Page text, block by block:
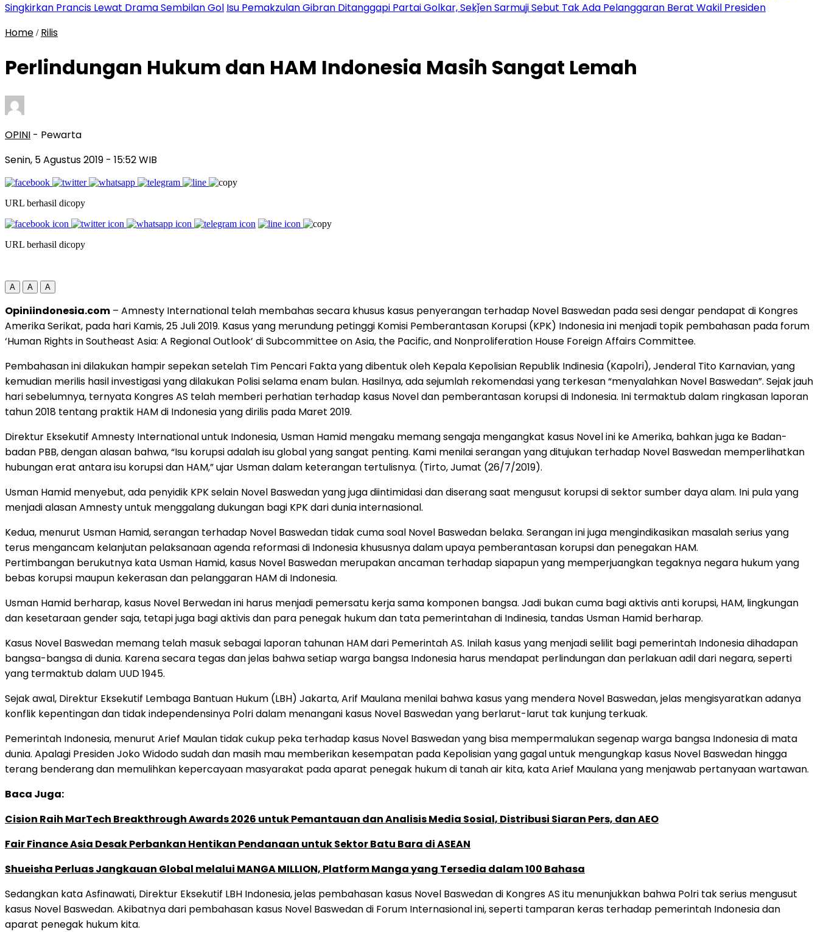
Singkirkan Prancis Lewat Drama Sembilan Gol Isu Pemakzulan Gibran Ditanggapi Partai Golkar, Sekǰen Sarmuji Sebut Tak Ada Pelanggaran Berat Wakil Presiden
Home / Rilis
Perlindungan Hukum dan HAM Indonesia Masih Sangat Lemah
OPINI - Pewarta
Senin, 5 Agustus 2019 - 15:52 WIB
URL berhasil dicopy
URL berhasil dicopy
A A A
Opiniindonesia.com – Amnesty International telah membahas secara khusus kasus penyerangan terhadap Novel Baswedan pada sesi dengar pendapat di Kongres
Amerika Serikat, pada hari Kamis, 25 Juli 2019. Kasus yang merundung petinggi Komisi Pemberantasan Korupsi (KPK) Indonesia ini menjadi topik pembahasan pada forum
‘Human Rights in Southeast Asia: A Regional Outlook’ di Subcommittee on Asia, the Pacific, and Nonproliferation House Foreign Affairs Committee.
Pembahasan ini dilakukan hampir sepekan setelah Tim Pencari Fakta yang dibentuk oleh Kepala Kepolisian Republik Indinesia (Kapolri), Jenderal Tito Karnavian, yang
kemudian merilis hasil investigasi yang dilakukan Polisi selama enam bulan. Hasilnya, ada sejumlah rekomendasi yang terkesan “menyalahkan Novel Baswedan”. Sejak jauh
hari sebelumnya, ternyata Kongres AS telah memberi perhatian terhadap kasus Novel dan pemberantasan korupsi di Indonesia. Ini termaktub dalam ringkasan laporan
tahun 2018 tentang praktik HAM di Indonesia yang dirilis pada Maret 2019.
Direktur Eksekutif Amnesty International untuk Indonesia, Usman Hamid mengaku memang sengaja mengangkat kasus Novel ini ke Amerika, bahkan juga ke Badan-
badan PBB, dengan alasan bahwa, “Isu korupsi adalah isu global yang sangat penting. Kami menilai serangan yang ditujukan terhadap Novel Baswedan memperlihatkan
hubungan erat antara isu korupsi dan HAM,” ujar Usman dalam keterangan tertulisnya. (Tirto, Jumat (26/7/2019).
Usman Hamid menyebut, ada penyidik KPK selain Novel Baswedan yang juga diintimidasi dan diserang saat mengusut korupsi di sektor sumber daya alam. Ini pula yang
menjadi alasan Amnesty untuk menggalang dukungan bagi KPK dari dunia internasional.
Kedua, menurut Usman Hamid, serangan terhadap Novel Baswedan tidak cuma soal Novel Baswedan belaka. Serangan ini juga mengindikasikan masalah serius yang
terus mengancam kelanjutan pelaksanaan agenda reformasi di Indonesia khususnya dalam upaya pemberantasan korupsi dan penegakan HAM.
Pertimbangan berukutnya kata Usman Hamid, kasus Novel Baswedan merupakan ancaman terhadap siapapun yang memperjuangkan tegaknya negara hukum yang
bebas korupsi maupun kekerasan dan pelanggaran HAM di Indonesia.
Usman Hamid berharap, kasus Novel Berwedan ini harus menjadi pemersatu kerja sama komponen bangsa. Jadi bukan cuma bagi aktivis anti korupsi, HAM, lingkungan
dan kesetaraan gender saja, tetapi juga bagi aktivis dan para penegak hukum dan tata pemerintahan di Indinesia, tandas Usman Hamid berharap.
Kasus Novel Baswedan memang telah masuk sebagai laporan tahunan HAM dari Pemerintah AS. Inilah kasus yang menjadi selilit bagi pemerintah Indonesia dihadapan
bangsa-bangsa di dunia. Karena secara tegas dan jelas bahwa setiap warga bangsa Indonesia harus mendapat perlindungan dan perlakuan adil dari negara, seperti
yang termaktub dalam UUD 1945.
Sejak awal, Direktur Eksekutif Lembaga Bantuan Hukum (LBH) Jakarta, Arif Maulana menilai bahwa kasus yang mendera Novel Baswedan, jelas mengisyaratkan adanya
konflik kepentingan dan tidak independensinya Polri dalam menangani kasus Novel Baswedan yang berlarut-larut tak kunjung terkuak.
Pemerintah Indonesia, menurut Arief Maulan tidak cukup peka terhadap kasus Novel Baswedan yang bisa mempermalukan segenap warga bangsa Indonesia di mata
dunia. Apalagi Presiden Joko Widodo sudah dan masih mau memberikan kesempatan pada Kepolisian yang gagal untuk mengungkap kasus Novel Baswedan hingga
terang benderang dan memulihkan kepercayaan masyarakat pada aparat penegak hukum di tanah air kita, kata Arief Maulana yang menjawab pertanyaan wartawan.
Baca Juga:
Cision Raih MarTech Breakthrough Awards 2026 untuk Pemantauan dan Analisis Media Sosial, Distribusi Siaran Pers, dan AEO
Fair Finance Asia Desak Perbankan Hentikan Pendanaan untuk Sektor Batu Bara di ASEAN
Shueisha Perluas Jangkauan Global melalui MANGA MILLION, Platform Manga yang Tersedia dalam 100 Bahasa
Sedangkan kata Asfinawati, Direktur Eksekutif LBH Indonesia, jelas pembahasan kasus Novel Baswedan di Kongres AS itu menunjukkan bahwa Polri tak serius mengusut
kasus Novel Baswedan. Akibatnya dari pembahasan kasus Novel Baswedan di Forum Internasional ini, seperti tamparan keras terhadap pemerintah Indonesia dan
aparat penegak hukum kita.